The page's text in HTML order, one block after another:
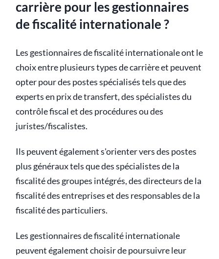
carrière pour les gestionnaires
de fiscalité internationale ?
Les gestionnaires de fiscalité internationale ont le
choix entre plusieurs types de carrière et peuvent
opter pour des postes spécialisés tels que des
experts en prix de transfert, des spécialistes du
contrôle fiscal et des procédures ou des
juristes/fiscalistes.
Ils peuvent également s'orienter vers des postes
plus généraux tels que des spécialistes de la
fiscalité des groupes intégrés, des directeurs de la
fiscalité des entreprises et des responsables de la
fiscalité des particuliers.
Les gestionnaires de fiscalité internationale
peuvent également choisir de poursuivre leur